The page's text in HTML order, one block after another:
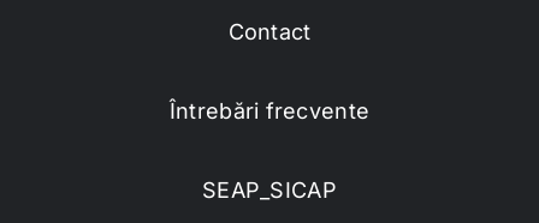
Contact
Întrebări frecvente
SEAP_SICAP